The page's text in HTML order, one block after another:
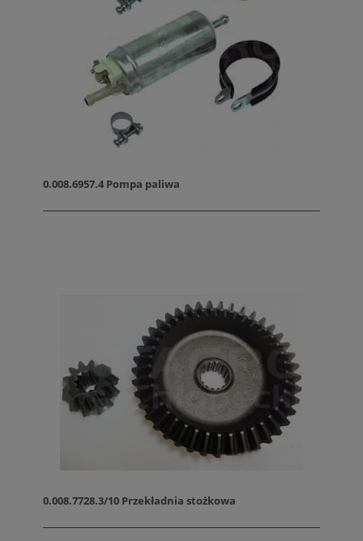
0.008.6957.4 Pompa paliwa
0.008.7728.3/10 Przekładnia stożkowa